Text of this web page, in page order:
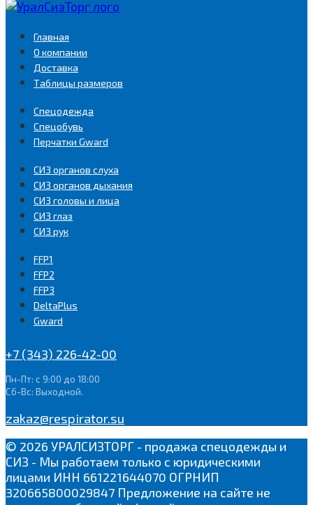
Главная
О компании
Доставка
Таблицы размеров
Спецодежда
Спецобувь
Перчатки Gward
СИЗ органов слуха
СИЗ органов дыхания
СИЗ головы и лица
СИЗ глаз
СИЗ рук
FFP1
FFP2
FFP3
DeltaPlus
Gward
+7 (343) 226-42-00
Пн-Пт: с 9:00 до 18:00
Сб-Вс: Выходной.
zakaz@respirator.su
© 2026 УРАЛСИЗТОРГ - продажа спецодежды и
СИЗ - Мы работаем только с юридическими
лицами ИНН 661221644070 ОГРНИП
320665800029847 Предложение на сайте не